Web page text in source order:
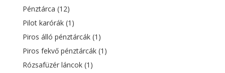
Pénztárca (12)
Pilot karórák (1)
Piros álló pénztárcák (1)
Piros fekvő pénztárcák (1)
Rózsafüzér láncok (1)